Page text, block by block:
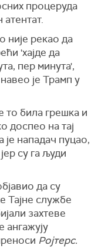
процеруда
није рекао да
'хајде да
пер минута',
је Трамп у
то била грешка и
доспео на тај
је нападач пуцао,
су га људи
да су
Тајне службе
захтеве
ангажују
Ројтерс.